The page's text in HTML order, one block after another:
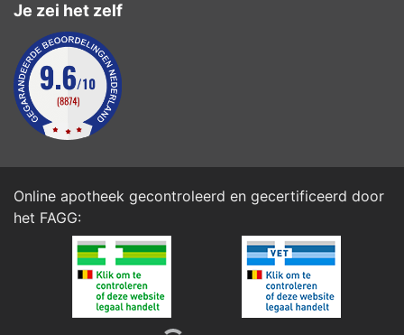
Je zei het zelf
Online apotheek gecontroleerd en gecertificeerd door
het FAGG: